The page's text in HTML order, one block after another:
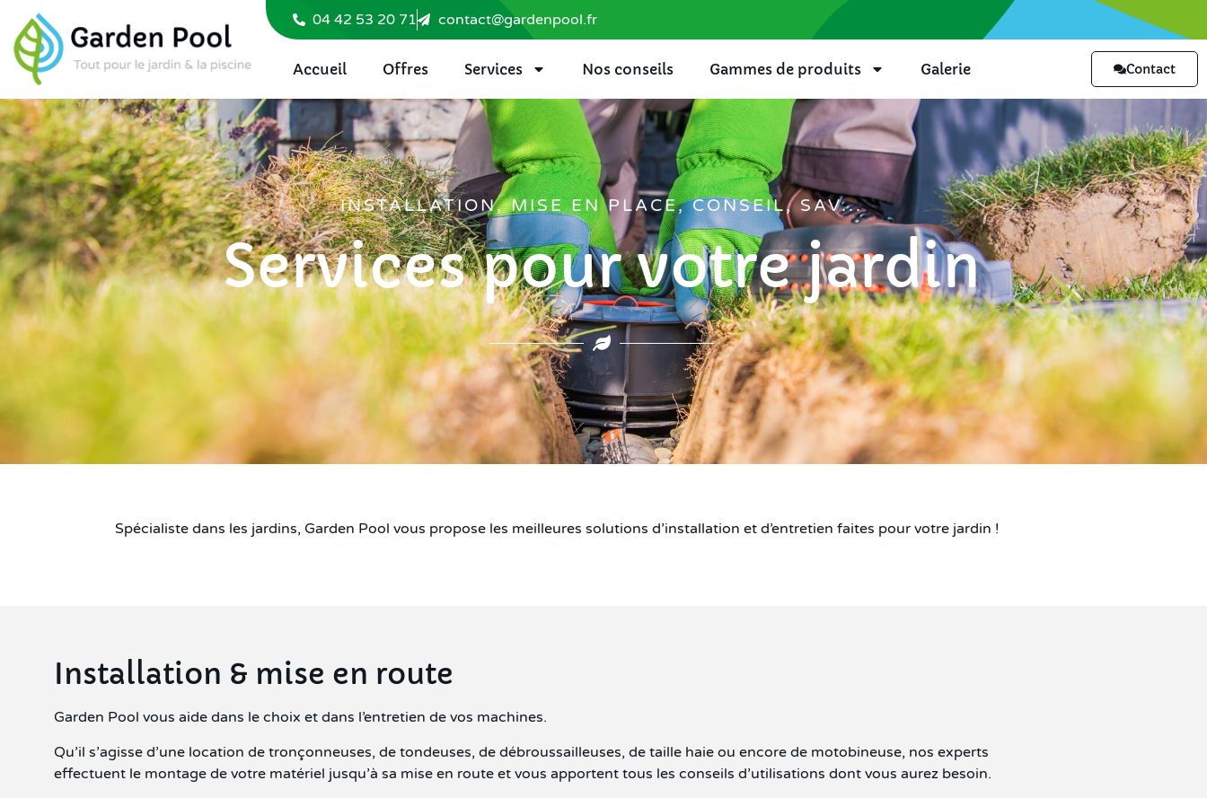
04 42 53 20 71 contact@gardenpool.fr
Accueil Offres Services Nos conseils Gammes de produits Galerie Contact
INSTALLATION, MISE EN PLACE, CONSEIL, SAV...
Services pour votre jardin
Spécialiste dans les jardins, Garden Pool vous propose les meilleures solutions d’installation et d’entretien faites pour votre jardin !
Installation & mise en route
Garden Pool vous aide dans le choix et dans l’entretien de vos machines.
Qu’il s’agisse d’une location de tronçonneuses, de tondeuses, de débroussailleuses, de taille haie ou encore de motobineuse, nos experts
effectuent le montage de votre matériel jusqu’à sa mise en route et vous apportent tous les conseils d’utilisations dont vous aurez besoin.